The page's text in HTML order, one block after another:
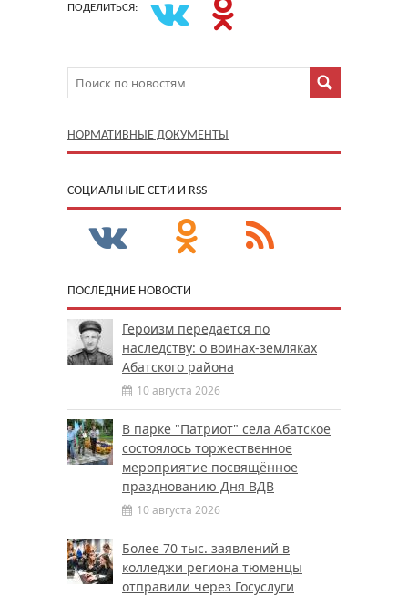
ПОДЕЛИТЬСЯ:
НОРМАТИВНЫЕ ДОКУМЕНТЫ
CОЦИАЛЬНЫЕ СЕТИ И RSS
ПОСЛЕДНИЕ НОВОСТИ
Героизм передаётся по
наследству: о воинах-земляках
Абатского района
10 августа 2026
В парке "Патриот" села Абатское
состоялось торжественное
мероприятие посвящённое
празднованию Дня ВДВ
10 августа 2026
Более 70 тыс. заявлений в
колледжи региона тюменцы
отправили через Госуслуги